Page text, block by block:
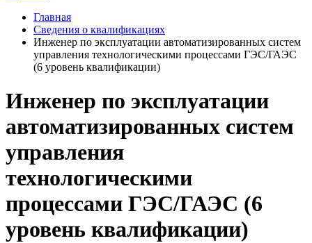
Главная
Сведения о квалификациях
Инженер по эксплуатации автоматизированных систем
управления технологическими процессами ГЭС/ГАЭС
(6 уровень квалификации)
Инженер по эксплуатации
автоматизированных систем
управления
технологическими
процессами ГЭС/ГАЭС (6
уровень квалификации)